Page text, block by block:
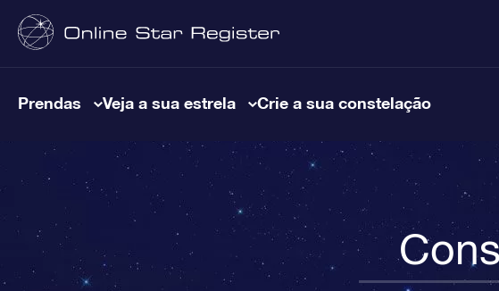
Prendas Veja a sua estrela Crie a sua constelação